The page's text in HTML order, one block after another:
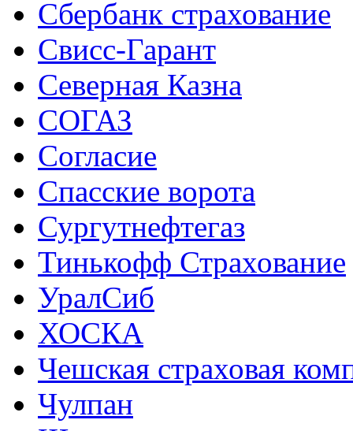
Сбербанк страхование
Свисс-Гарант
Северная Казна
СОГАЗ
Согласие
Спасские ворота
Сургутнефтегаз
Тинькофф Страхование
УралСиб
ХОСКА
Чешская страховая
Чулпан